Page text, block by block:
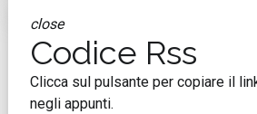
close
Codice Rss
Clicca sul pulsante per copiare il
negli appunti.